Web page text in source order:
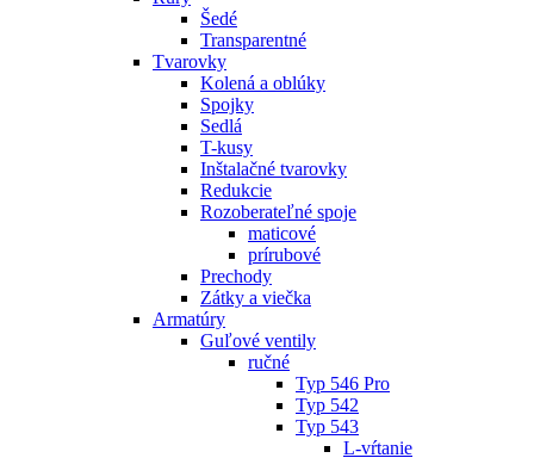
Šedé
Transparentné
Tvarovky
Kolená a oblúky
Spojky
Sedlá
T-kusy
Inštalačné tvarovky
Redukcie
Rozoberateľné spoje
maticové
prírubové
Prechody
Zátky a viečka
Armatúry
Guľové ventily
ručné
Typ 546 Pro
Typ 542
Typ 543
L-vŕtanie